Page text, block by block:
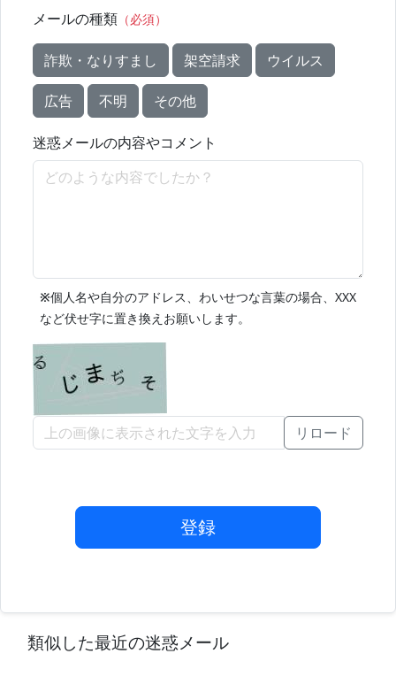
メールの種類 （必須）
詐欺・なりすまし 架空請求 ウイルス
広告 不明 その他
迷惑メールの内容やコメント
※個人名や自分のアドレス、わいせつな言葉の場合、XXX
など伏せ字に置き換えお願いします。
リロード
登録
類似した最近の迷惑メール